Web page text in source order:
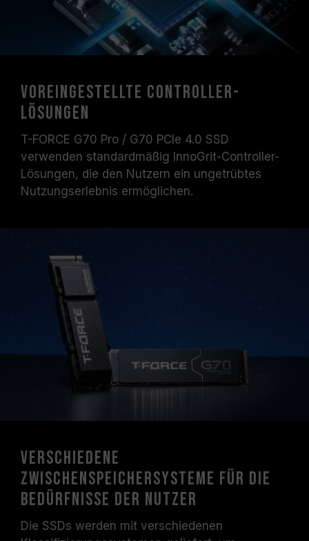
Voreingestellte Controller-
Lösungen
T-FORCE G70 Pro / G70 PCIe 4.0 SSD
verwenden standardmäßig InnoGrit-Controller-
Lösungen, die den Nutzern ein ungetrübtes
Nutzungserlebnis ermöglichen.
Verschiedene
Zwischenspeichersysteme für die
Bedürfnisse der Nutzer
Die SSDs werden mit verschiedenen